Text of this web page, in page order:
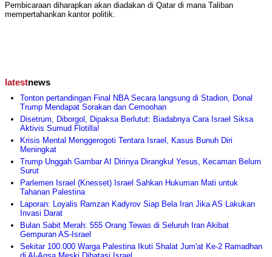
Pembicaraan diharapkan akan diadakan di Qatar di mana Taliban
mempertahankan kantor politik.
latestnews
Tonton pertandingan Final NBA Secara langsung di Stadion, Donal
Trump Mendapat Sorakan dan Cemoohan
Disetrum, Diborgol, Dipaksa Berlutut: Biadabnya Cara Israel Siksa
Aktivis Sumud Flotilla!
Krisis Mental Menggerogoti Tentara Israel, Kasus Bunuh Diri
Meningkat
Trump Unggah Gambar AI Dirinya Dirangkul Yesus, Kecaman Belum
Surut
Parlemen Israel (Knesset) Israel Sahkan Hukuman Mati untuk
Tahanan Palestina
Laporan: Loyalis Ramzan Kadyrov Siap Bela Iran Jika AS Lakukan
Invasi Darat
Bulan Sabit Merah: 555 Orang Tewas di Seluruh Iran Akibat
Gempuran AS-Israel
Sekitar 100.000 Warga Palestina Ikuti Shalat Jum'at Ke-2 Ramadhan